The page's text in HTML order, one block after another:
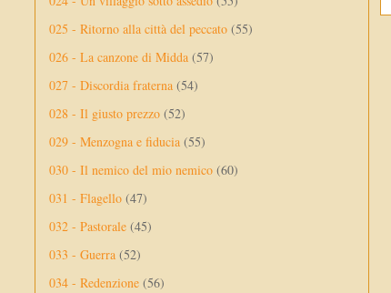
025 - Ritorno alla città del peccato (55)
026 - La canzone di Midda (57)
027 - Discordia fraterna (54)
028 - Il giusto prezzo (52)
029 - Menzogna e fiducia (55)
030 - Il nemico del mio nemico (60)
031 - Flagello (47)
032 - Pastorale (45)
033 - Guerra (52)
034 - Redenzione (56)